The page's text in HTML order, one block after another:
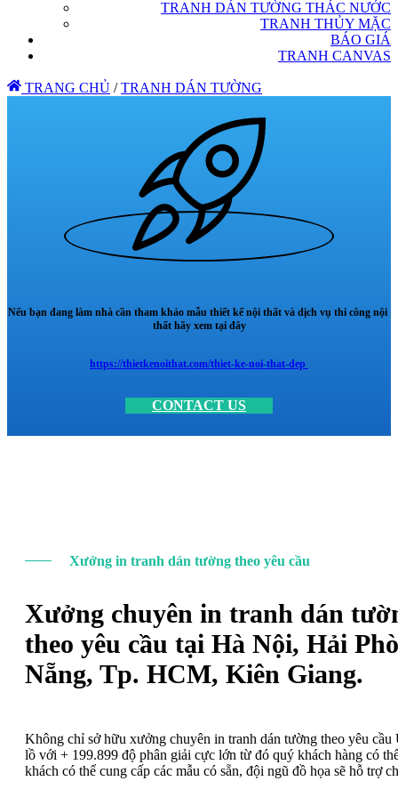
TRANH DÁN TƯỜNG THÁC NƯỚC
TRANH THỦY MẶC
BÁO GIÁ
TRANH CANVAS
TRANG CHỦ / TRANH DÁN TƯỜNG
Nếu bạn đang làm nhà cần tham khảo mẫu thiết kế nội thất và dịch vụ thi công nội
thất hãy xem tại đây
https://thietkenoithat.com/thiet-ke-noi-that-dep
CONTACT US
Xưởng in tranh dán tường theo yêu cầu
Xưởng chuyên in tranh dán
theo yêu cầu tại Hà Nội, Hải
Nẵng, Tp. HCM, Kiên Giang.
Không chỉ sở hữu xưởng chuyên in tranh dán tường theo yêu
lồ với + 199.899 độ phân giải cực lớn từ đó quý khách hàng có
khách có thể cung cấp các mẫu có sẵn, đội ngũ đồ họa sẽ hỗ trợ